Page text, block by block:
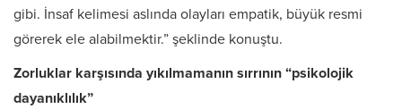
gibi. İnsaf kelimesi aslında olayları empatik, büyük resmi
görerek ele alabilmektir.” şeklinde konuştu.
Zorluklar karşısında yıkılmamanın sırrının “psikolojik
dayanıklılık”